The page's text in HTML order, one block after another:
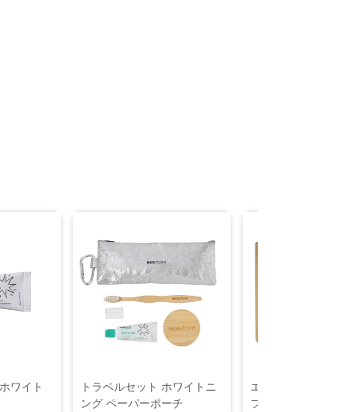
ワイト
トラベルセット ホワイトニ
ング ペーパーポーチ
エコストアコンプリ
フトセット